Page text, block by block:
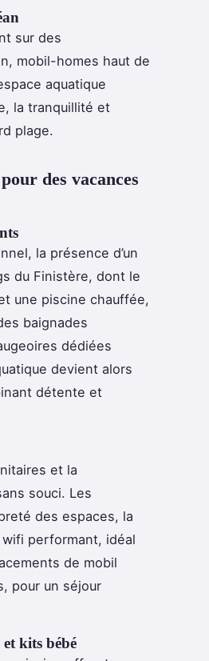
sur des
mobil-homes haut de
aquatique
la tranquillité et
plage.
des vacances
la présence d’un
du Finistère, dont le
une piscine chauffée,
baignades
dédiées
devient alors
détente et
et la
souci. Les
des espaces, la
performant, idéal
de mobil
pour un séjour
kits bébé